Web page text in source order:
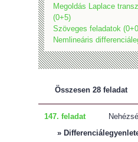
Megoldás Laplace
(0+5)
Szöveges feladatok
Nemlineáris
Összesen 28 feladat
147. feladat
»